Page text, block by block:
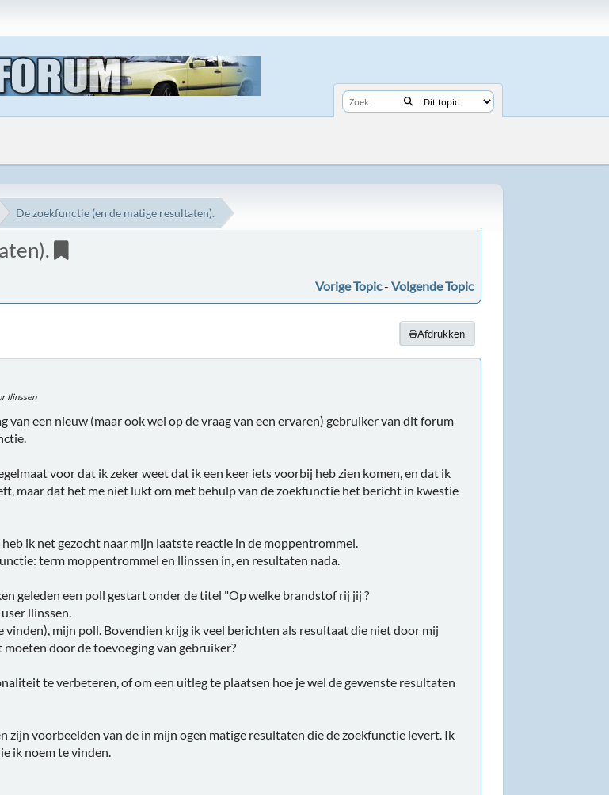
De zoekfunctie (en de matige resultaten).
Vorige Topic- Volgende Topic
Afdrukken
llinssen
van een nieuw (maar ook wel op de vraag van een ervaren) gebruiker van dit forum
voor dat ik zeker weet dat ik een keer iets voorbij heb zien komen, en dat ik
maar dat het me niet lukt om met behulp van de zoekfunctie het bericht in kwestie
ik net gezocht naar mijn laatste reactie in de moppentrommel.
term moppentrommel en llinssen in, en resultaten nada.
geleden een poll gestart onder de titel "Op welke brandstof rij jij ?
llinssen.
vinden), mijn poll. Bovendien krijg ik veel berichten als resultaat die niet door mij
door de toevoeging van gebruiker?
te verbeteren, of om een uitleg te plaatsen hoe je wel de gewenste resultaten
zijn voorbeelden van de in mijn ogen matige resultaten die de zoekfunctie levert. Ik
ik noem te vinden.